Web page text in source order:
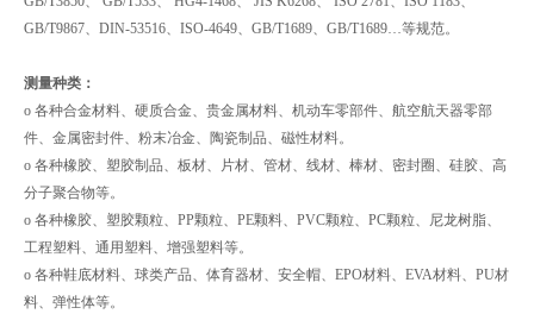
GB/T9867、DIN-53516、ISO-4649、GB/T1689、GB/T1689…等规范。
测量种类：
o 各种合金材料、硬质合金、贵金属材料、机动车零部件、航空航天器零部
件、金属密封件、粉末冶金、陶瓷制品、磁性材料。
o 各种橡胶、塑胶制品、板材、片材、管材、线材、棒材、密封圈、硅胶、高
分子聚合物等。
o 各种橡胶、塑胶颗粒、PP颗粒、PE颗料、PVC颗粒、PC颗粒、尼龙树脂、
工程塑料、通用塑料、增强塑料等。
o 各种鞋底材料、球类产品、体育器材、安全帽、EPO材料、EVA材料、PU材
料、弹性体等。